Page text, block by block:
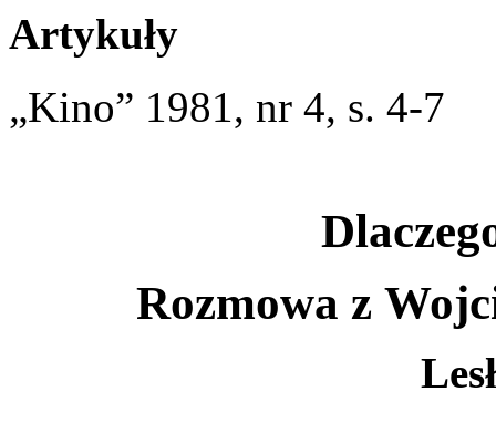
Artykuły
„Kino” 1981, nr 4, s. 4-7
Rozmowa z